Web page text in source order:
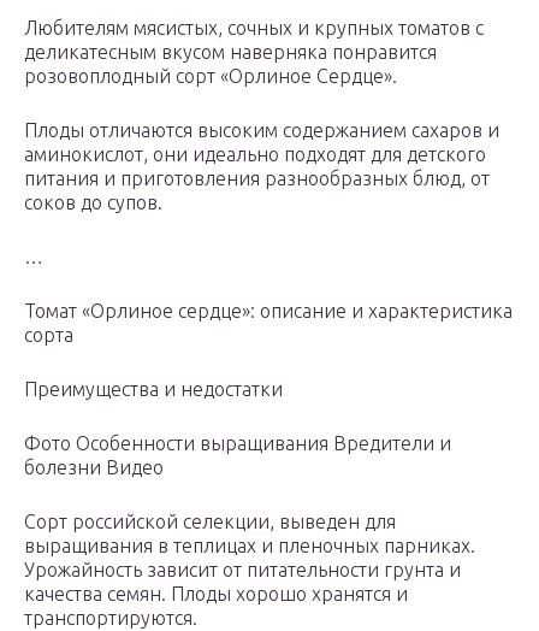
Любителям мясистых, сочных и крупных томатов с
деликатесным вкусом наверняка понравится
розовоплодный сорт «Орлиное Сердце».
Плоды отличаются высоким содержанием сахаров и
аминокислот, они идеально подходят для детского
питания и приготовления разнообразных блюд, от
соков до супов.
…
Томат «Орлиное сердце»: описание и характеристика
сорта
Преимущества и недостатки
Фото Особенности выращивания Вредители и
болезни Видео
Сорт российской селекции, выведен для
выращивания в теплицах и пленочных парниках.
Урожайность зависит от питательности грунта и
качества семян. Плоды хорошо хранятся и
транспортируются.